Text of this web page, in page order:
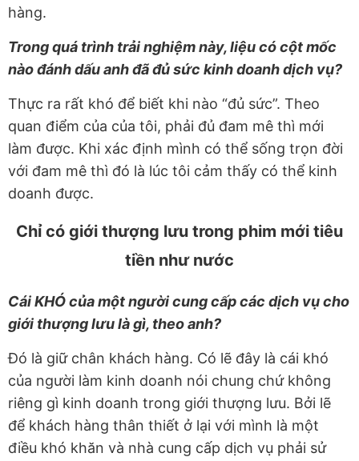
hàng.
Trong quá trình trải nghiệm này, liệu có cột mốc
nào đánh dấu anh đã đủ sức kinh doanh dịch vụ?
Thực ra rất khó để biết khi nào “đủ sức”. Theo
quan điểm của của tôi, phải đủ đam mê thì mới
làm được. Khi xác định mình có thể sống trọn đời
với đam mê thì đó là lúc tôi cảm thấy có thể kinh
doanh được.
Chỉ có giới thượng lưu trong phim mới tiêu
tiền như nước
Cái KHÓ của một người cung cấp các dịch vụ cho
giới thượng lưu là gì, theo anh?
Đó là giữ chân khách hàng. Có lẽ đây là cái khó
của người làm kinh doanh nói chung chứ không
riêng gì kinh doanh trong giới thượng lưu. Bởi lẽ
để khách hàng thân thiết ở lại với mình là một
điều khó khăn và nhà cung cấp dịch vụ phải sử